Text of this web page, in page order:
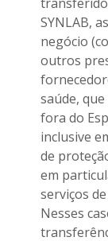
SYNLAB,
negócio
outros
saúde,
fora do
inclusive
de
em
serviços
Nesses